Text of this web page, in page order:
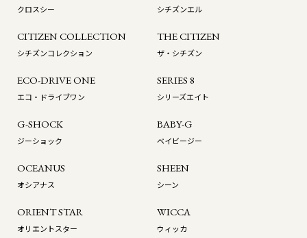
クロスシー シチズンエル
CITIZEN COLLECTION
シチズンコレクション
THE CITIZEN
ザ・シチズン
ECO-DRIVE ONE
エコ・ドライブワン
SERIES 8
シリーズエイト
G-SHOCK
ジーショック
BABY-G
ベイビージー
OCEANUS
オシアナス
SHEEN
シーン
ORIENT STAR
オリエントスター
WICCA
ウィッカ